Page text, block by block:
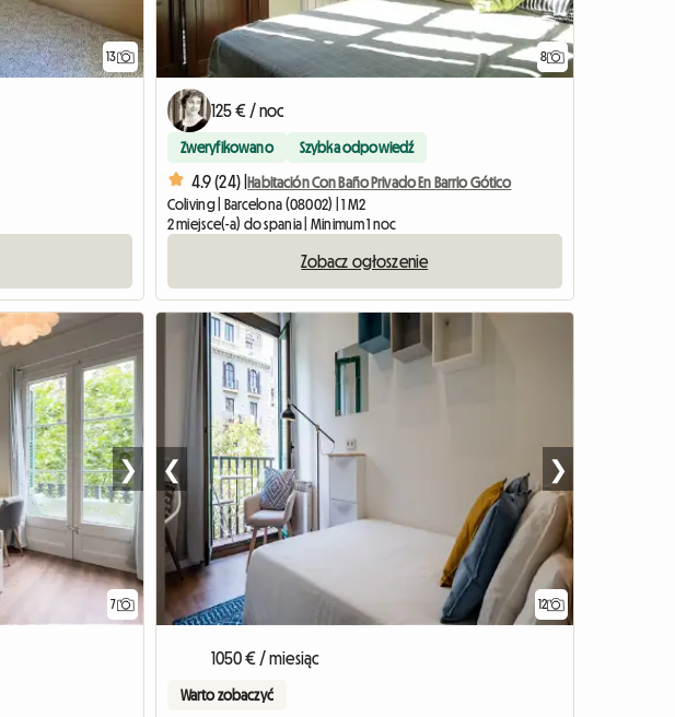
13 8
125 € / noc
Zweryfikowano Szybka odpowiedź
4.9 (24) |Habitación Con Baño Privado En Barrio Gótico
Coliving | Barcelona (08002) | 1 M2
2 miejsce(-a) do spania | Minimum 1 noc
Zobacz ogłoszenie
7
❯
12
❮ ❯
1050 € / miesiąc
Warto zobaczyć